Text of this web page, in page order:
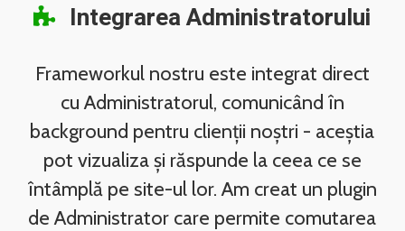
Integrarea Administratorului
Frameworkul nostru este integrat direct
cu Administratorul, comunicând în
background pentru clienții noștri - aceștia
pot vizualiza și răspunde la ceea ce se
întâmplă pe site-ul lor. Am creat un plugin
de Administrator care permite comutarea